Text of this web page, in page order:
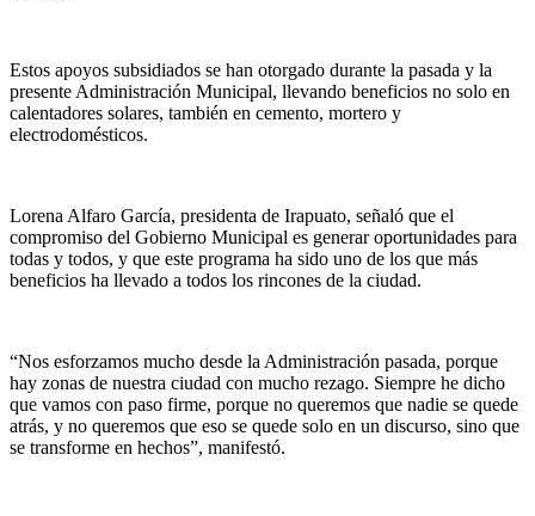
Estos apoyos subsidiados se han otorgado durante la pasada y la
presente Administración Municipal, llevando beneficios no solo en
calentadores solares, también en cemento, mortero y
electrodomésticos.
Lorena Alfaro García, presidenta de Irapuato, señaló que el
compromiso del Gobierno Municipal es generar oportunidades para
todas y todos, y que este programa ha sido uno de los que más
beneficios ha llevado a todos los rincones de la ciudad.
“Nos esforzamos mucho desde la Administración pasada, porque
hay zonas de nuestra ciudad con mucho rezago. Siempre he dicho
que vamos con paso firme, porque no queremos que nadie se quede
atrás, y no queremos que eso se quede solo en un discurso, sino que
se transforme en hechos”, manifestó.